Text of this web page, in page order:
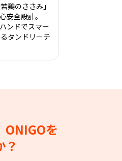
鶏のささみ」
安全設計。
ンドでスマー
タンドリーチ
ONIGOを
？